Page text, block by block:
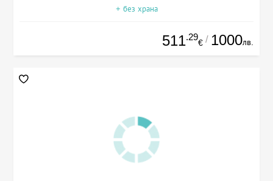
+ без храна
511.29
€ / 1000лв.